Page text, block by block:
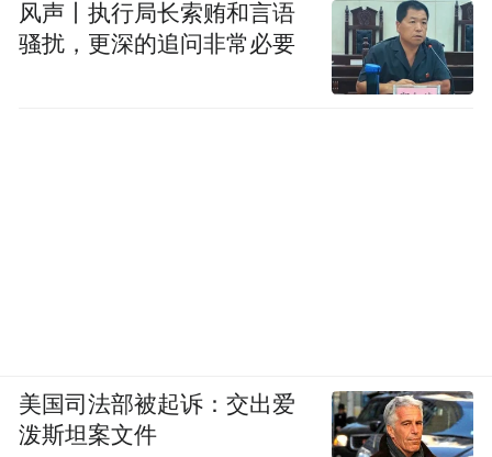
风声丨执行局长索贿和言语
骚扰，更深的追问非常必要
美国司法部被起诉：交出爱
泼斯坦案文件